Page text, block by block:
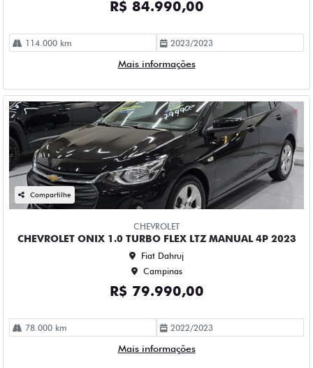
Compartilhe
CHEVROLET
CHEVROLET ONIX 1.0 TURBO FLEX PLUS LTZ AUTOMATICO
4P 2023
Fiat Dahruj
Campinas
R$ 75.990,00
2022/2023
Mais informações